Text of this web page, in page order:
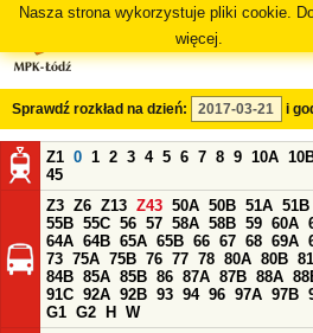
Nasza strona wykorzystuje pliki cookie.
więcej.
Sprawdź rozkład na dzień: i
Z1 0 1 2 3 4 5 6 7 8 9 10A
45
Z3 Z6 Z13 Z43 50A 50B 51A 51B
55B 55C 56 57 58A 58B 59 60A
64A 64B 65A 65B 66 67 68 69A
73 75A 75B 76 77 78 80A 80B
84B 85A 85B 86 87A 87B 88A
91C 92A 92B 93 94 96 97A 97B
G1 G2 H
W